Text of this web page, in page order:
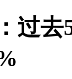
过